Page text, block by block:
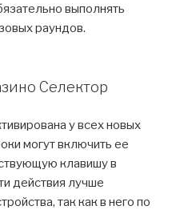
выполнять
раундов.
Селектор
у всех новых
могут включить ее
клавишу в
действия лучше
так как в него по